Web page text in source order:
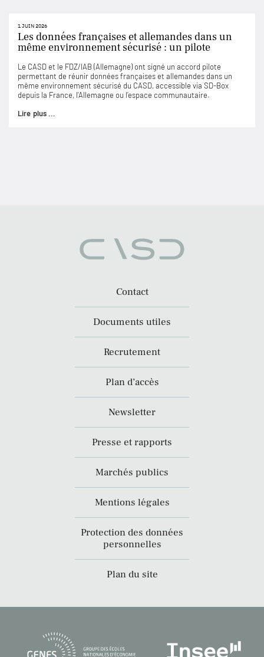
1 JUIN 2026
Les données françaises et allemandes dans un
même environnement sécurisé : un pilote
Le CASD et le FDZ/IAB (Allemagne) ont signé un accord pilote
permettant de réunir données françaises et allemandes dans un
même environnement sécurisé du CASD, accessible via SD-Box
depuis la France, l’Allemagne ou l’espace communautaire.
Lire plus ...
Contact
Documents utiles
Recrutement
Plan d’accès
Newsletter
Presse et rapports
Marchés publics
Mentions légales
Protection des données
personnelles
Plan du site